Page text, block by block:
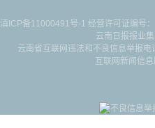
滇ICP备11000491号-1 经营许可证编号
云南日报报业
云南省互联网违法和不良信息举报
互联网新闻信